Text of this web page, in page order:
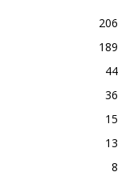
206
189
44
36
15
13
8